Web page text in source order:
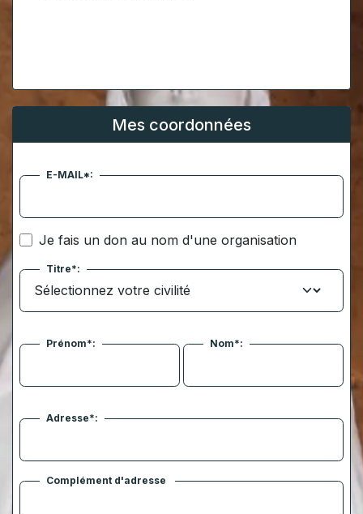
Mes coordonnées
E-MAIL*:
Je fais un don au nom d'une organisation
Titre*:
Prénom*: Nom*:
Adresse*:
Complément d'adresse